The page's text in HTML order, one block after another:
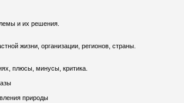
и их решения.
жизни, организации, регионов, страны.
плюсы, минусы, критика.
природы